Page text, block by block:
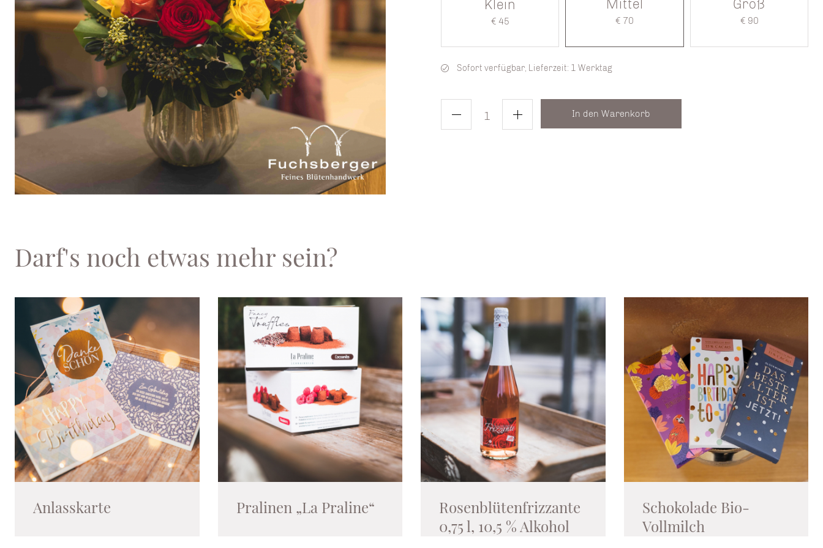
Groß
€ 90
Klein
€ 45
Mittel
€ 70
Sofort verfügbar, Lieferzeit: 1 Werktag
In den Warenkorb
Darf's noch etwas mehr sein?
Anlasskarte Pralinen „La Praline“
Rosenblüten­frizzante
0,75 l, 10,5 % Alkohol
Schokolade Bio-
Vollmilch